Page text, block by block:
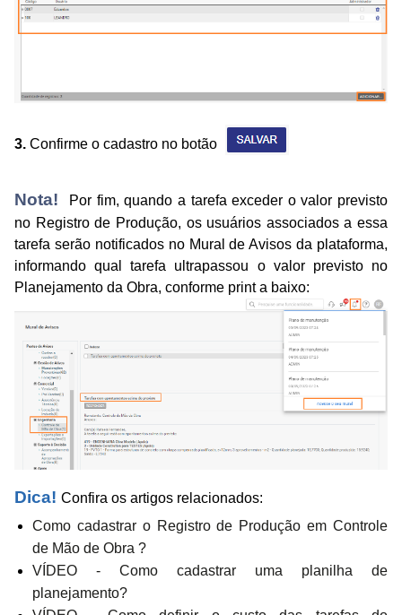
3. Confirme o cadastro no botão
Nota!
Por fim, quando a tarefa exceder o valor previsto
no Registro de Produção, os usuários associados a essa
tarefa serão notificados no Mural de Avisos da plataforma,
informando qual tarefa ultrapassou o valor previsto no
Planejamento da Obra, conforme print a baixo:
Dica! Confira os artigos relacionados:
Como cadastrar o Registro de Produção em Controle
de Mão de Obra ?
VÍDEO - Como cadastrar uma planilha de
planejamento?